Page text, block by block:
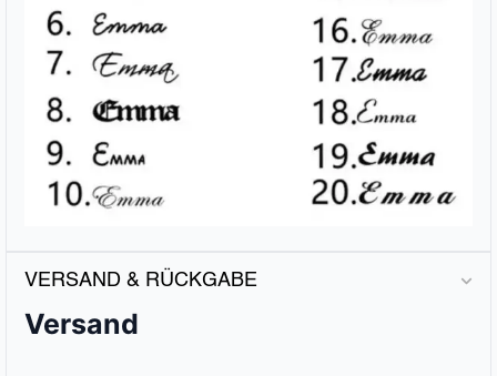
VERSAND & RÜCKGABE
Versand